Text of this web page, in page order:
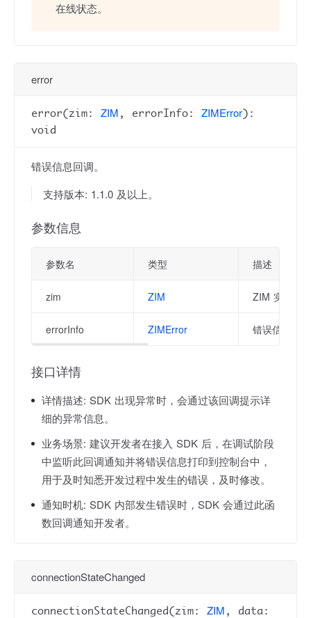
在线状态。
error
error(zim: ZIM , errorInfo: ZIMError):
void
错误信息回调。
支持版本: 1.1.0 及以上。
参数信息
参数名 类型 描述
zim ZIM ZIM 实例对
errorInfo ZIMError 错误信息，
接口详情
详情描述: SDK 出现异常时，会通过该回调提示详
细的异常信息。
业务场景: 建议开发者在接入 SDK 后，在调试阶段
中监听此回调通知并将错误信息打印到控制台中，
用于及时知悉开发过程中发生的错误，及时修改。
通知时机: SDK 内部发生错误时，SDK 会通过此函
数回调通知开发者。
connectionStateChanged
connectionStateChanged(zim: ZIM , data: